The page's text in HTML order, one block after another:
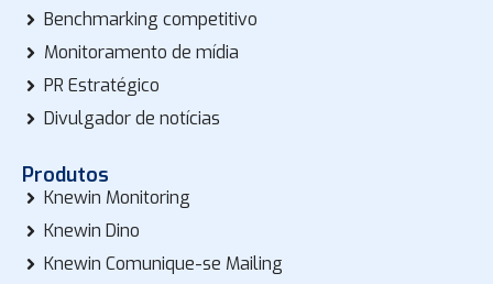
Benchmarking competitivo
Monitoramento de mídia
PR Estratégico
Divulgador de notícias
Produtos
Knewin Monitoring
Knewin Dino
Knewin Comunique-se Mailing